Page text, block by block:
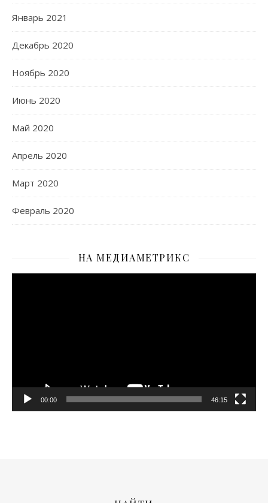
Январь 2021
Декабрь 2020
Ноябрь 2020
Июнь 2020
Май 2020
Апрель 2020
Март 2020
Февраль 2020
НА МЕДИАМЕТРИКС
00:00 46:15